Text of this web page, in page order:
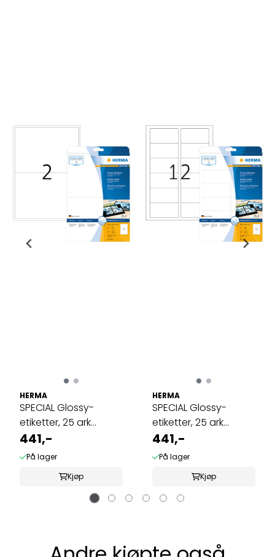
HERMA
SPECIAL Glossy-
etiketter, 25 ark
199.6x143.5 (50 ...
441,-
På lager
Kjøp
HERMA
SPECIAL Glossy-
etiketter, 25 ark
88.9x46.6 (300 ...
441,-
På lager
Kjøp